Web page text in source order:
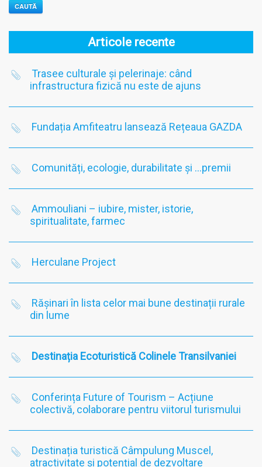
CAUTĂ
Articole recente
Trasee culturale și pelerinaje: când
infrastructura fizică nu este de ajuns
Fundația Amfiteatru lansează Rețeaua GAZDA
Comunități, ecologie, durabilitate și …premii
Ammouliani – iubire, mister, istorie,
spiritualitate, farmec
Herculane Project
Rășinari în lista celor mai bune destinații rurale
din lume
Destinația Ecoturistică Colinele Transilvaniei
Conferința Future of Tourism – Acțiune
colectivă, colaborare pentru viitorul turismului
Destinația turistică Câmpulung Muscel,
atractivitate și potențial de dezvoltare